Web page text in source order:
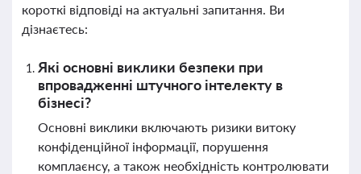
короткі відповіді на актуальні запитання. Ви
дізнаєтесь:
Які основні виклики безпеки при
впровадженні штучного інтелекту в
бізнесі?
Основні виклики включають ризики витоку
конфіденційної інформації, порушення
комплаєнсу, а також необхідність контролювати